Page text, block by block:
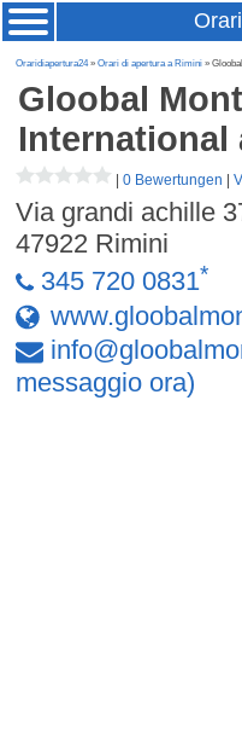
Oraridiapertura24»Orari di apertura a Rimini »
Gloobal
International
|0 Bewertungen |
Via grandi achille
47922 Rimini
345 720 0831*
info@
messaggio ora)